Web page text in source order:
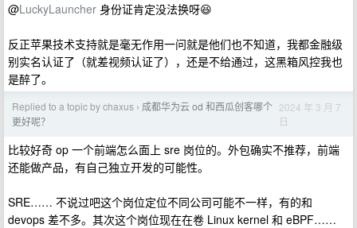
@LuckyLauncher 身份证肯定没法换呀😆
反正苹果技术支持就是毫无作用一问就是他们也不知道，我都金融级
别实名认证了（就差视频认证了），还是不给通过，这黑箱风控我也
是醉了。
Replied to a topic by chaxus › 成都华为云 od 和西瓜创客哪个
更好呢？
2024 年 3 月 7
日
比较好奇 op 一个前端怎么面上 sre 岗位的。外包确实不推荐，前端
还能做产品，有自己独立开发的可能性。
SRE…… 不说过吧这个岗位定位不同公司可能不一样，有的和
devops 差不多。其次这个岗位现在在卷 Linux kernel 和 eBPF……